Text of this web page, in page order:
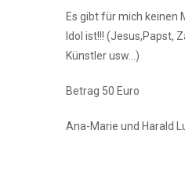
Es gibt für mich keinen
Idol ist!!! (Jesus,Papst,
Künstler usw…)
Betrag 50 Euro
Ana-Marie und Harald